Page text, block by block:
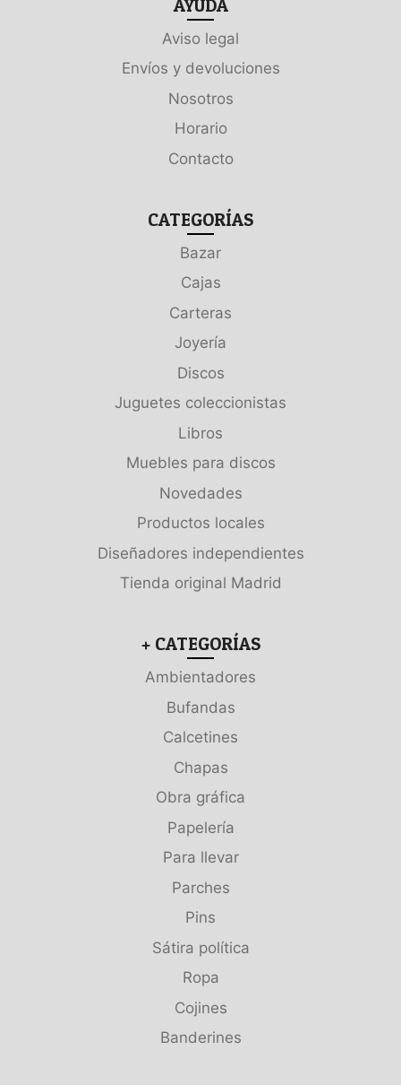
AYUDA
Aviso legal
Envíos y devoluciones
Nosotros
Horario
Contacto
CATEGORÍAS
Bazar
Cajas
Carteras
Joyería
Discos
Juguetes coleccionistas
Libros
Muebles para discos
Novedades
Productos locales
Diseñadores independientes
Tienda original Madrid
+ CATEGORÍAS
Ambientadores
Bufandas
Calcetines
Chapas
Obra gráfica
Papelería
Para llevar
Parches
Pins
Sátira política
Ropa
Cojines
Banderines